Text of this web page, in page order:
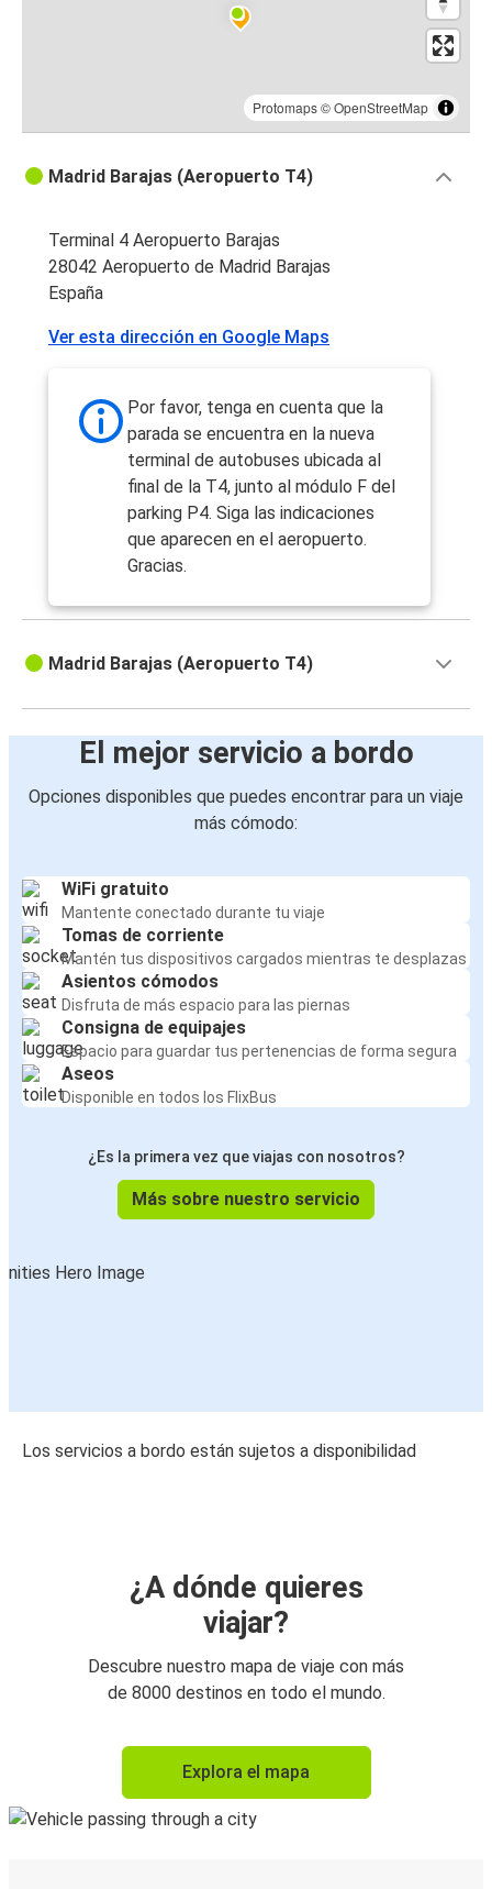
Protomaps©OpenStreetMap
Madrid Barajas (Aeropuerto T4)
Terminal 4 Aeropuerto Barajas
28042 Aeropuerto de Madrid Barajas
España
Ver esta dirección en Google Maps
Por favor, tenga en cuenta que la
parada se encuentra en la nueva
terminal de autobuses ubicada al
final de la T4, junto al módulo F del
parking P4. Siga las indicaciones
que aparecen en el aeropuerto.
Gracias.
Madrid Barajas (Aeropuerto T4)
El mejor servicio a bordo
Opciones disponibles que puedes encontrar para un viaje
más cómodo:
WiFi gratuito
Mantente conectado durante tu viaje
Tomas de corriente
Mantén tus dispositivos cargados mientras te desplazas
Asientos cómodos
Disfruta de más espacio para las piernas
Consigna de equipajes
Espacio para guardar tus pertenencias de forma segura
Aseos
Disponible en todos los FlixBus
¿Es la primera vez que viajas con nosotros?
Más sobre nuestro servicio
Los servicios a bordo están sujetos a disponibilidad
¿A dónde quieres
viajar?
Descubre nuestro mapa de viaje con más
de 8000 destinos en todo el mundo.
Explora el mapa